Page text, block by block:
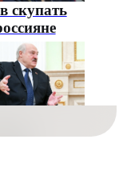
скупать